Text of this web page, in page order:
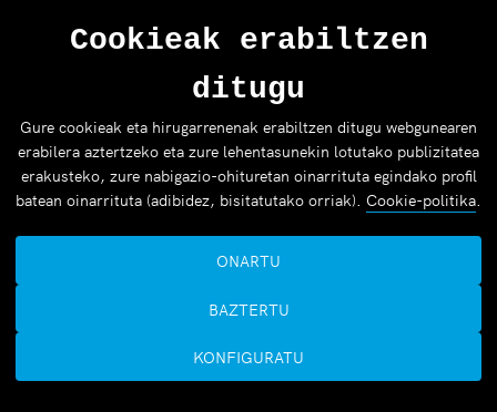
Cookieak erabiltzen
ditugu
Gure cookieak eta hirugarrenenak erabiltzen ditugu webgunearen
erabilera aztertzeko eta zure lehentasunekin lotutako publizitatea
erakusteko, zure nabigazio-ohituretan oinarrituta egindako profil
batean oinarrituta (adibidez, bisitatutako orriak). Cookie-politika.
KONFIGURATU
BAZTERTU
ONARTU